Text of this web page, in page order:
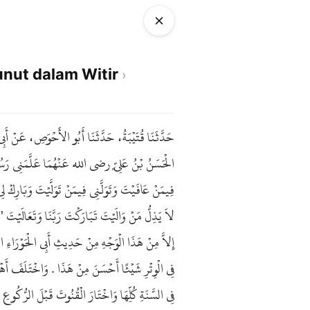
dalam Witir
حَدَّثَنَا قُتَيْبَةُ، حَدَّثَنَا أَبُو الأَحْوَصِ، عَنْ
الْحَسَنُ بْنُ عَلِيٍّ رضى الله عَنْهُمَا عَلَّمَنِي
فِيمَنْ عَافَيْتَ وَتَوَلَّنِي فِيمَنْ تَوَلَّيْتَ
لاَ يَذِلُّ مَنْ وَالَيْتَ تَبَارَكْتَ رَبَّنَا
إِلاَّ مِنْ هَذَا الْوَجْهِ مِنْ حَدِيثِ أَبِي
فِي الْوِتْرِ شَيْئًا أَحْسَنَ مِنْ هَذَا . وَاخْتَلَفَ
فِي السَّنَةِ كُلِّهَا وَاخْتَارَ الْقُنُوتَ قَبْلَ